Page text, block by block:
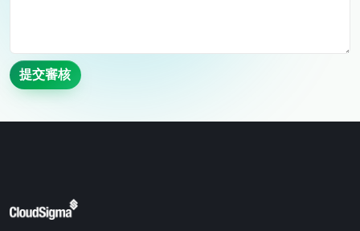
提交審核